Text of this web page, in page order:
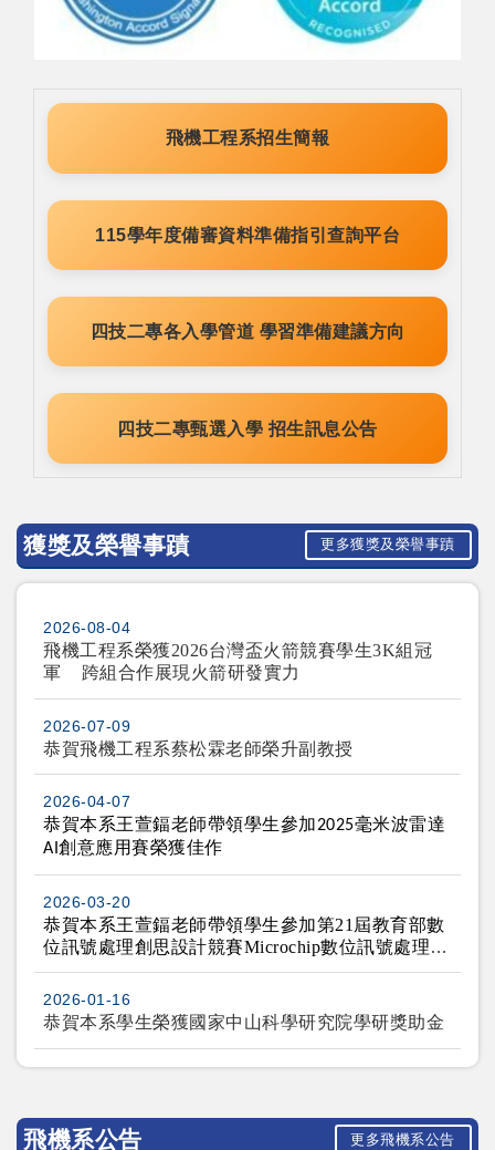
飛機工程系招生簡報
115學年度備審資料準備指引查詢平台
四技二專各入學管道 學習準備建議方向
四技二專甄選入學 招生訊息公告
獲獎及榮譽事蹟 更多獲獎及榮譽事蹟
2026-08-04
飛機工程系榮獲2026台灣盃火箭競賽學生3K組冠
軍 跨組合作展現火箭研發實力
2026-07-09
恭賀飛機工程系蔡松霖老師榮升副教授
2026-04-07
恭賀本系王萱鍢老師帶領學生參加2025毫米波雷達
AI 創意應用賽榮獲佳作
2026-03-20
恭賀本系王萱鍢老師帶領學生參加第21 屆教育部數
位訊號處理創思設計競賽Microchip數位訊號處理應
用組榮獲第一名與第二名
2026-01-16
恭賀本系學生榮獲國家中山科學研究院學研獎助金
飛機系公告 更多飛機系公告